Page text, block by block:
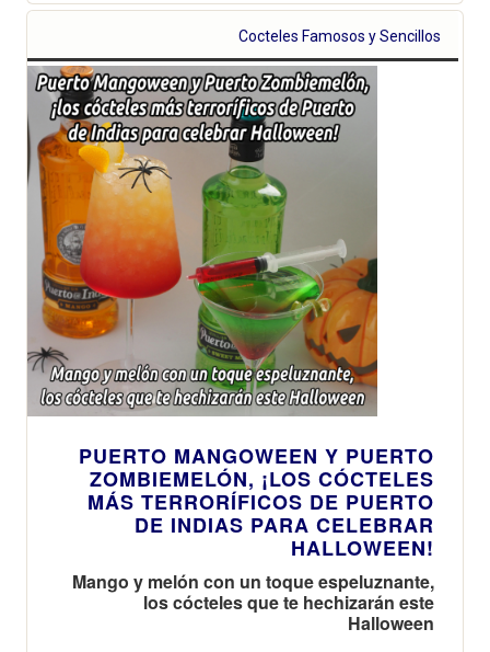
Cocteles Famosos y Sencillos
PUERTO MANGOWEEN Y PUERTO
ZOMBIEMELÓN, ¡LOS CÓCTELES
MÁS TERRORÍFICOS DE PUERTO
DE INDIAS PARA CELEBRAR
HALLOWEEN!
Mango y melón con un toque espeluznante,
los cócteles que te hechizarán este
Halloween